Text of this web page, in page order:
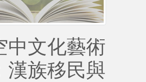
中文化藝術
漢族移民與